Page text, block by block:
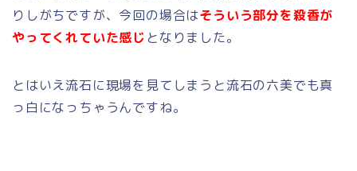
りしがちですが、今回の場合はそういう部分を殺香が
やってくれていた感じ となりました。
とはいえ流石に現場を見てしまうと流石の六美でも真
っ白になっちゃうんですね。